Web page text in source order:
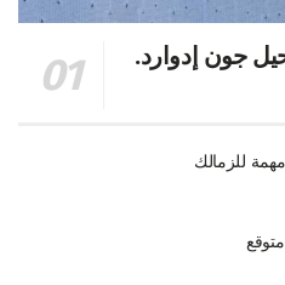
جون إدوارد.
للزمالك